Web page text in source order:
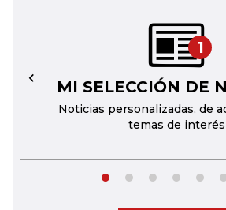
1
MI SELECCIÓN DE
Noticias personalizadas, de
temas de interés
←